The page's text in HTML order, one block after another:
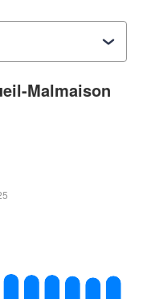
Malmaison